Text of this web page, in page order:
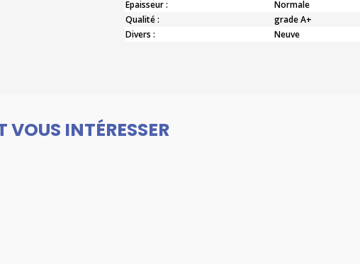
Epaisseur :
Normale
Qualité :
grade A+
Divers :
Neuve
VOUS INTÉRESSER